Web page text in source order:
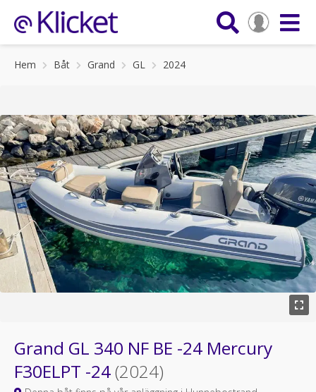
Hem Båt Grand GL 2024
Grand GL 340 NF BE -24 Mercury
F30ELPT -24(2024)